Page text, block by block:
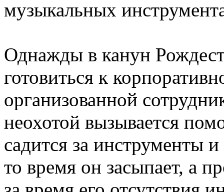
музыкальных
Однажды в канун
готовиться к
организованной
неохотой вызывается
садится за инструменты
то время он засыпает, а